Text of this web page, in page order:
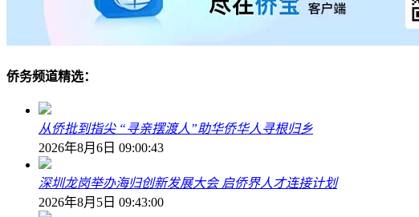
侨务频道精选：
从侨批到指尖 “寻亲摆渡人”助华侨华人寻根归乡
2026年8月6日 09:00:43
深圳龙岗举办海归创新发展大会 启侨界人才连接计划
2026年8月5日 09:43:00